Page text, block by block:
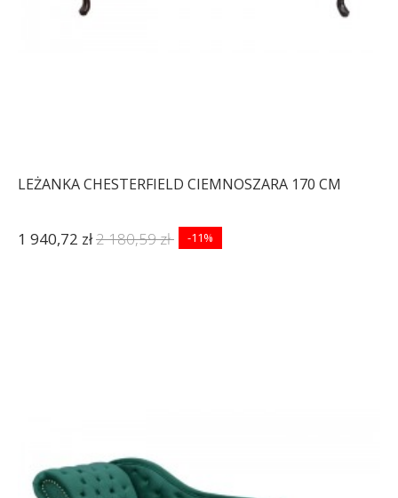
LEŻANKA CHESTERFIELD CIEMNOSZARA 170 CM
1 940,72 zł2 180,59 zł -11%